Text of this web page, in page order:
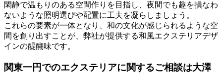
閑静で温もりのある空間作りを目指し、夜間でも趣を損なわ
ないような照明選びや配置に工夫を凝らしましょう。
これらの要素が一体となり、和の文化が感じられるような空
間を創り出すことが、弊社が提供する和風エクステリアデザ
インの醍醐味です。
関東一円でのエクステリアに関するご相談は大澤